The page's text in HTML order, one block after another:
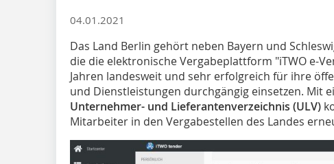
04.01.2021
Das Land Berlin gehört neben Bayern und
die die elektronische Vergabeplattform "iTWO e-
Jahren landesweit und sehr erfolgreich für ihre
und Dienstleistungen durchgängig einsetzen. Mit
Unternehmer- und Lieferantenverzeichnis (ULV)
Mitarbeiter in den Vergabestellen des Landes